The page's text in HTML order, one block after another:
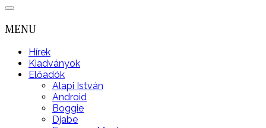
MENU
Hírek
Kiadványok
Előadók
Alapi István
Android
Boggie
Djabe